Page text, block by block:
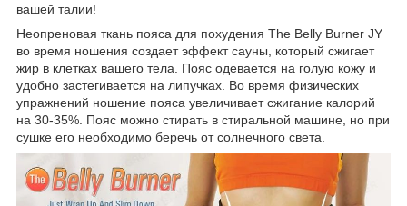
вашей талии!
Неопреновая ткань пояса для похудения The Belly Burner JY
во время ношения создает эффект сауны, который сжигает
жир в клетках вашего тела. Пояс одевается на голую кожу и
удобно застегивается на липучках. Во время физических
упражнений ношение пояса увеличивает сжигание калорий
на 30-35%. Пояс можно стирать в стиральной машине, но при
сушке его необходимо беречь от солнечного света.